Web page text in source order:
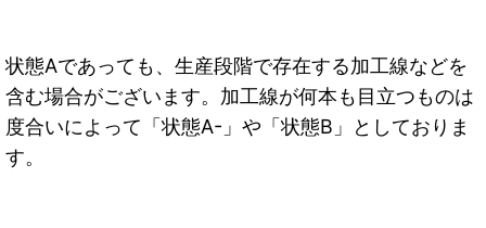
状態Aであっても、生産段階で存在する加工線などを
含む場合がございます。加工線が何本も目立つものは
度合いによって「状態A-」や「状態B」としておりま
す。